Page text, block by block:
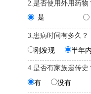
2.是否使用外用药物
是
3.患病时间有多久？
刚发现
半年内
4.是否有家族遗传史
有
没有